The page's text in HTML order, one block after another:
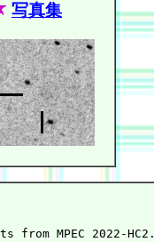
写真集
from MPEC 2022-HC2.